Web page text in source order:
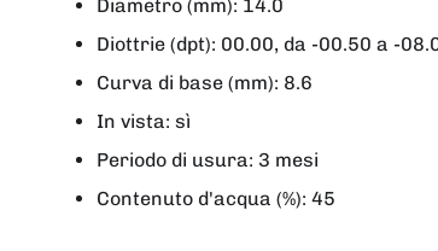
Diametro (mm): 14.0
Diottrie (dpt): 00.00, da -00.50 a -
Curva di base (mm): 8.6
In vista: sì
Periodo di usura: 3 mesi
Contenuto d'acqua (%): 45